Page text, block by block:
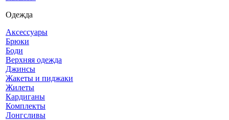
Одежда
Аксессуары
Брюки
Боди
Верхняя одежда
Джинсы
Жакеты и пиджаки
Жилеты
Кардиганы
Комплекты
Лонгсливы